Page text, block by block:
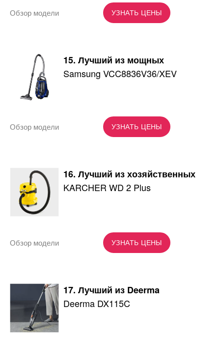
УЗНАТЬ ЦЕНЫ
Обзор модели
15. Лучший из мощных
Samsung VCC8836V36/XEV
УЗНАТЬ ЦЕНЫ
Обзор модели
16. Лучший из хозяйственных
KARCHER WD 2 Plus
УЗНАТЬ ЦЕНЫ
Обзор модели
17. Лучший из Deerma
Deerma DX115C